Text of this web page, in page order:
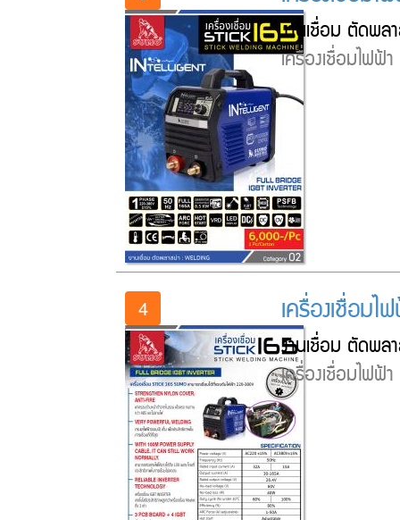
งานเชื่อม ตัดพล
เครื่องเชื่อมไฟฟ้
4 เครื่องเชื่อม
งานเชื่อม ตัดพล
เครื่องเชื่อมไฟฟ้